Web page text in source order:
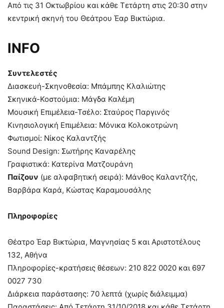
Από τις 31 Οκτωβρίου και κάθε Τετάρτη στις 20:30 στην
κεντρική σκηνή του Θεάτρου Έαρ Βικτώρια.
INFO
Συντελεστές
Διασκευή-Σκηνοθεσία: Μπάμπης Κλαλιώτης
Σκηνικά-Κοστούμια: Μάγδα Καλέμη
Μουσική Επιμέλεια-Τσέλο: Σταύρος Παργινός
Κινησιολογική Επιμέλεια: Μόνικα Κολοκοτρώνη
Φωτισμοί: Νίκος Καλαντζής
Sound Design: Σωτήρης Καναρέλης
Γραφιστικά: Κατερίνα Ματζουράνη
Παίζουν (με αλφαβητική σειρά): Μάνθος Καλαντζής,
Βαρβάρα Καρά, Κώστας Καραμουσάλης
Πληροφορίες
Θέατρο Έαρ Βικτώρια, Μαγνησίας 5 και Αριστοτέλους
132, Αθήνα
Πληροφορίες-κρατήσεις θέσεων: 210 822 0020 και 697
0027 730
Διάρκεια παράστασης: 70 λεπτά (χωρίς διάλειμμα)